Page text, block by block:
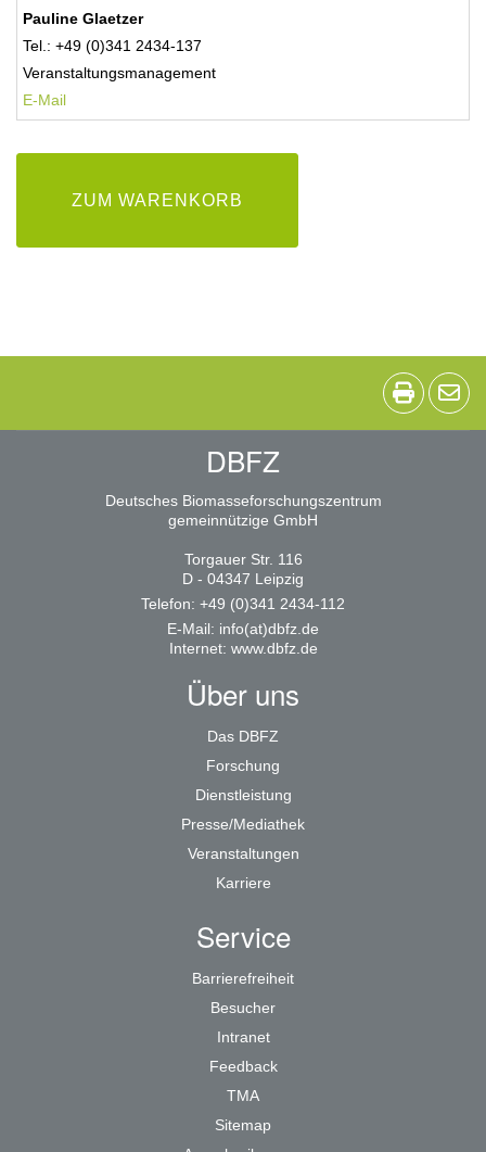
Pauline Glaetzer
Tel.: +49 (0)341 2434-137
Veranstaltungsmanagement
E-Mail
ZUM WARENKORB
DBFZ
Deutsches Biomasseforschungszentrum
gemeinnützige GmbH
Torgauer Str. 116
D - 04347 Leipzig
Telefon: +49 (0)341 2434-112
E-Mail: info(at)dbfz.de
Internet: www.dbfz.de
Über uns
Das DBFZ
Forschung
Dienstleistung
Presse/Mediathek
Veranstaltungen
Karriere
Service
Barrierefreiheit
Besucher
Intranet
Feedback
TMA
Sitemap